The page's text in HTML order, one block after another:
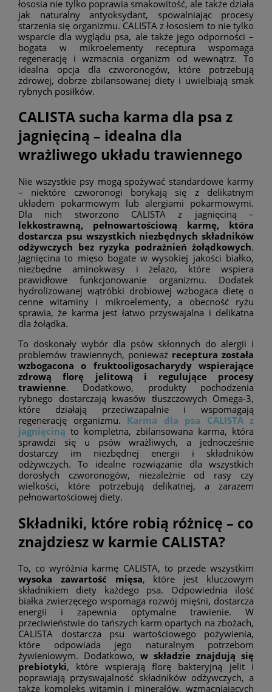
łososia nie tylko poprawia smakowitość, ale także działa
jak naturalny antyoksydant, spowalniając procesy
starzenia się organizmu. CALISTA z łososiem to nie tylko
wsparcie dla wyglądu psa, ale także jego odporności –
bogata w mikroelementy receptura wspomaga
regenerację i wzmacnia organizm od wewnątrz. To
idealna opcja dla czworonogów, które potrzebują
zdrowej, dobrze zbilansowanej diety i uwielbiają smak
rybnych posiłków.
CALISTA sucha karma dla psa z
jagnięciną – idealna dla
wrażliwego układu trawiennego
Nie wszystkie psy mogą spożywać standardowe karmy
– niektóre czworonogi borykają się z delikatnym
układem pokarmowym lub alergiami pokarmowymi.
Dla nich stworzono CALISTA z jagnięciną –
lekkostrawną, pełnowartościową karmę, która
dostarcza psu wszystkich niezbędnych składników
odżywczych bez ryzyka podrażnień żołądkowych.
Jagnięcina to mięso bogate w wysokiej jakości białko,
niezbędne aminokwasy i żelazo, które wspiera
prawidłowe funkcjonowanie organizmu. Dodatek
hydrolizowanej wątróbki drobiowej wzbogaca dietę o
cenne witaminy i mikroelementy, a obecność ryżu
sprawia, że karma jest łatwo przyswajalna i delikatna
dla żołądka.
To doskonały wybór dla psów skłonnych do alergii i
problemów trawiennych, ponieważ receptura została
wzbogacona o fruktooligosacharydy wspierające
zdrową florę jelitową i regulujące procesy
trawienne. Dodatkowo, produkty pochodzenia
rybnego dostarczają kwasów tłuszczowych Omega-3,
które działają przeciwzapalnie i wspomagają
regenerację organizmu. Karma dla psa CALISTA z
jagnięciną to kompletna, zbilansowana karma, która
sprawdzi się u psów wrażliwych, a jednocześnie
dostarczy im niezbędnej energii i składników
odżywczych. To idealne rozwiązanie dla wszystkich
dorosłych czworonogów, niezależnie od rasy czy
wielkości, które potrzebują delikatnej, a zarazem
pełnowartościowej diety.
Składniki, które robią różnicę – co
znajdziesz w karmie CALISTA?
To, co wyróżnia karmę CALISTA, to przede wszystkim
wysoka zawartość mięsa, które jest kluczowym
składnikiem diety każdego psa. Odpowiednia ilość
białka zwierzęcego wspomaga rozwój mięśni, dostarcza
energii i zapewnia optymalne trawienie. W
przeciwieństwie do tańszych karm opartych na zbożach,
CALISTA dostarcza psu wartościowego pożywienia,
które odpowiada jego naturalnym potrzebom
żywieniowym. Dodatkowo, w składzie znajdują się
prebiotyki, które wspierają florę bakteryjną jelit i
poprawiają przyswajalność składników odżywczych, a
także kompleks witamin i minerałów, wzmacniających